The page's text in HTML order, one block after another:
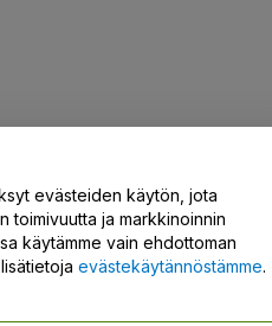
yhteyttä
evästeiden käytön, jota
toimivuutta ja markkinoinnin
käytämme vain ehdottoman
evästekäytännöstämme.